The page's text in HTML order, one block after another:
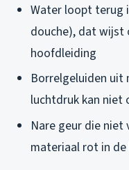
Water loopt terug
douche), dat wijst
hoofdleiding
Borrelgeluiden uit
luchtdruk kan niet
Nare geur die
materiaal rot in